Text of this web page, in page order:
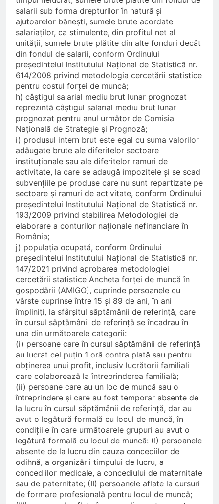
salarii sub forma drepturilor în natură și
ajutoarelor bănești, sumele brute acordate
salariaților, ca stimulente, din profitul net al
unității, sumele brute plătite din alte fonduri decât
din fondul de salarii, conform Ordinului
președintelui Institutului Național de Statistică nr.
614/2008 privind metodologia cercetării statistice
pentru costul forței de muncă;
h) câștigul salarial mediu brut lunar prognozat
reprezintă câștigul salarial mediu brut lunar
prognozat pentru anul următor de Comisia
Națională de Strategie și Prognoză;
i) produsul intern brut este egal cu suma valorilor
adăugate brute ale diferitelor sectoare
instituționale sau ale diferitelor ramuri de
activitate, la care se adaugă impozitele și se scad
subvențiile pe produse care nu sunt repartizate pe
sectoare și ramuri de activitate, conform Ordinului
președintelui Institutului Național de Statistică nr.
193/2009 privind stabilirea Metodologiei de
elaborare a conturilor naționale nefinanciare în
România;
j) populația ocupată, conform Ordinului
președintelui Institutului Național de Statistică nr.
147/2021 privind aprobarea metodologiei
cercetării statistice Ancheta forței de muncă în
gospodării (AMIGO), cuprinde persoanele cu
vârste cuprinse între 15 și 89 de ani, în ani
împliniți, la sfârșitul săptămânii de referință, care
în cursul săptămânii de referință se încadrau în
una din următoarele categorii:
(i) persoane care în cursul săptămânii de referință
au lucrat cel puțin 1 oră contra plată sau pentru
obținerea unui profit, inclusiv lucrătorii familiali
care colaborează la întreprinderea familială;
(ii) persoane care au un loc de muncă sau o
întreprindere și care au fost temporar absente de
la lucru în cursul săptămânii de referință, dar au
avut o legătură formală cu locul de muncă, în
condițiile în care următoarele grupuri au avut o
legătură formală cu locul de muncă: (I) persoanele
absente de la lucru din cauza concediilor de
odihnă, a organizării timpului de lucru, a
concediilor medicale, a concediului de maternitate
sau de paternitate; (II) persoanele aflate la cursuri
de formare profesională pentru locul de muncă;